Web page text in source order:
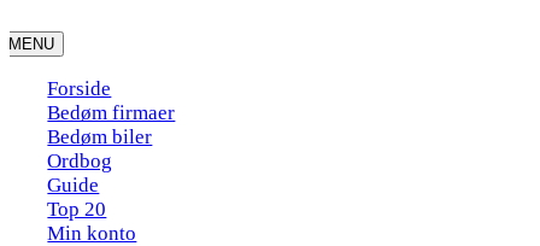
to
content
MENU
Forside
Bedøm firmaer
Bedøm biler
Ordbog
Guide
Top 20
Min konto